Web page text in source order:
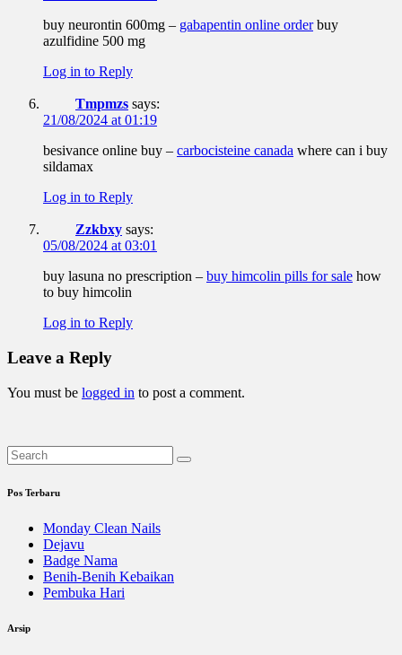
buy neurontin 600mg – gabapentin online orderbuy
azulfidine 500 mg
Log in to Reply
Tmpmzs says:
21/08/2024 at 01:19
besivance online buy – carbocisteine canada where can i buy
sildamax
Log in to Reply
Zzkbxy says:
05/08/2024 at 03:01
buy lasuna no prescription – buy himcolin pills for sale how
to buy himcolin
Log in to Reply
Leave a Reply
You must be logged in to post a comment.
Pos Terbaru
Monday Clean Nails
Dejavu
Badge Nama
Benih-Benih Kebaikan
Pembuka Hari
Arsip